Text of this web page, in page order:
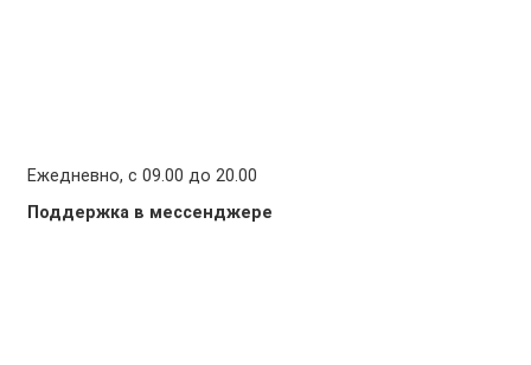
Ежедневно, с 09.00 до 20.00
Поддержка в мессенджере